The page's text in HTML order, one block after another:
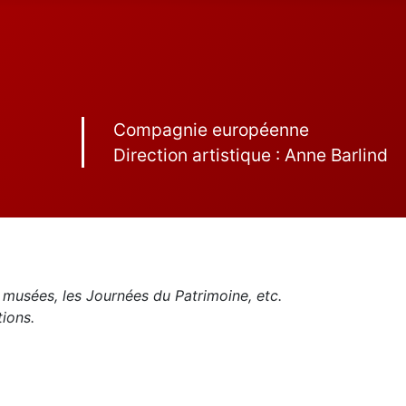
Compagnie européenne
Direction artistique : Anne Barlind
les Journées du Patrimoine, etc.